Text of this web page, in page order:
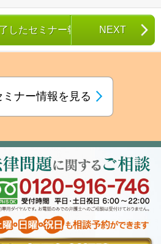
したセミナー報告一覧NEXT
ミナー情報を見る